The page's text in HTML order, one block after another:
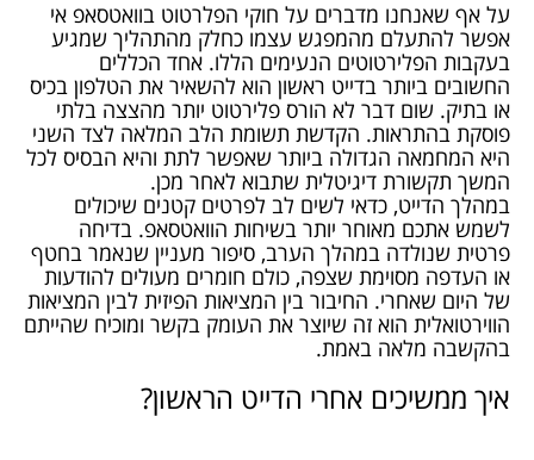
על אף שאנחנו מדברים על חוקי הפלרטוט בוואטסאפ אי
אפשר להתעלם מהמפגש עצמו כחלק מהתהליך שמגיע
בעקבות הפלירטוטים הנעימים הללו. אחד הכללים
החשובים ביותר בדייט ראשון הוא להשאיר את הטלפון בכיס
או בתיק. שום דבר לא הורס פלירטוט יותר מהצצה בלתי
פוסקת בהתראות. הקדשת תשומת הלב המלאה לצד השני
היא המחמאה הגדולה ביותר שאפשר לתת והיא הבסיס לכל
המשך תקשורת דיגיטלית שתבוא לאחר מכן.
במהלך הדייט, כדאי לשים לב לפרטים קטנים שיכולים
לשמש אתכם מאוחר יותר בשיחות הוואטסאפ. בדיחה
פרטית שנולדה במהלך הערב, סיפור מעניין שנאמר בחטף
או העדפה מסוימת שצפה, כולם חומרים מעולים להודעות
של היום שאחרי. החיבור בין המציאות הפיזית לבין המציאות
הווירטואלית הוא זה שיוצר את העומק בקשר ומוכיח שהייתם
בהקשבה מלאה באמת.
איך ממשיכים אחרי הדייט הראשון?